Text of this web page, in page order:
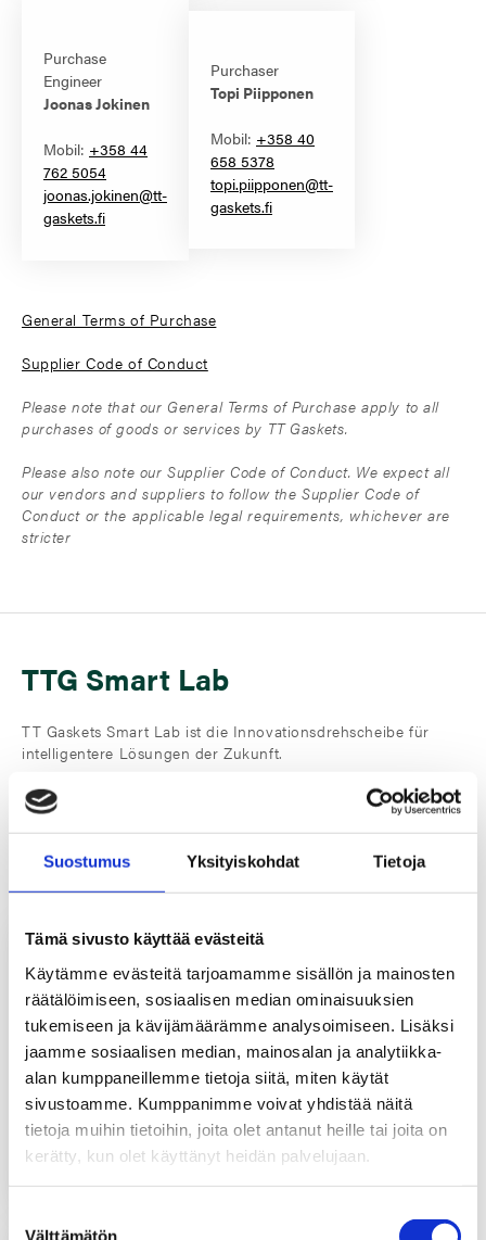
Suostumus Yksityiskohdat Tietoja
Tämä sivusto käyttää evästeitä
Käytämme evästeitä tarjoamamme sisällön ja mainosten
räätälöimiseen, sosiaalisen median ominaisuuksien
tukemiseen ja kävijämäärämme analysoimiseen. Lisäksi
jaamme sosiaalisen median, mainosalan ja analytiikka-
alan kumppaneillemme tietoja siitä, miten käytät
sivustoamme. Kumppanimme voivat yhdistää näitä
tietoja muihin tietoihin, joita olet antanut heille tai joita on
kerätty, kun olet käyttänyt heidän palvelujaan.
Välttämätön
Purchase
Engineer
Joonas Jokinen
Mobil: +358 44
762 5054
joonas.jokinen@tt-
gaskets.fi
Purchaser
Topi Piipponen
Mobil: +358 40
658 5378
topi.piipponen@tt-
gaskets.fi
General Terms of Purchase
Supplier Code of Conduct
Please note that our General Terms of Purchase apply to all
purchases of goods or services by TT Gaskets.
Please also note our Supplier Code of Conduct. We expect all
our vendors and suppliers to follow the Supplier Code of
Conduct or the applicable legal requirements, whichever are
stricter
TTG Smart Lab
TT Gaskets Smart Lab ist die Innovationsdrehscheibe für
intelligentere Lösungen der Zukunft.
Smart-Techniker
Jaakko Niukkala
Produktinnovationen,
Smart Solutions
Mobil:+358 44 762
5063
jaakko.niukkala@tt-
gaskets.fi
Qualitätstechnikerin
Outi Kesonen
Mobil:+358 406
805 972
outi.kesonen@tt-
gaskets.fi